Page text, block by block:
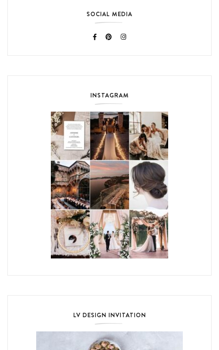
SOCIAL MEDIA
INSTAGRAM
LV DESIGN INVITATION